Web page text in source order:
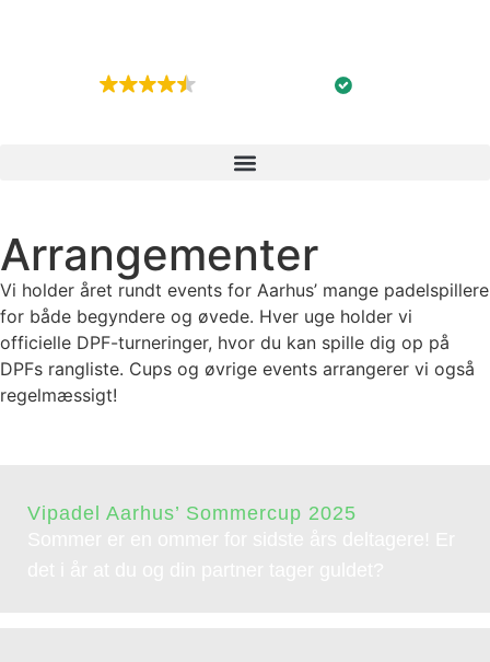
Arrangementer
Vi holder året rundt events for Aarhus’ mange padelspillere
for både begyndere og øvede. Hver uge holder vi
officielle DPF-turneringer, hvor du kan spille dig op på
DPFs rangliste. Cups og øvrige events arrangerer vi også
regelmæssigt!
Vipadel Aarhus’ Sommercup 2025